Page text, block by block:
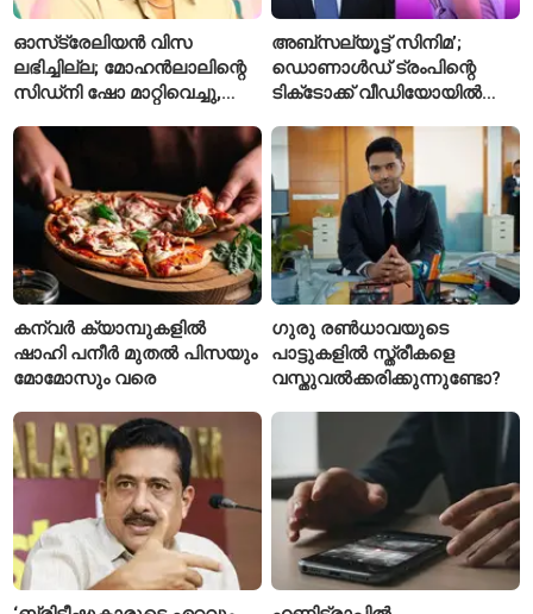
ഓസ്‌ട്രേലിയൻ വിസ
ലഭിച്ചില്ല; മോഹൻലാലിന്റെ
സിഡ്‌നി ഷോ മാറ്റിവെച്ചു,
ചോദിച്ച് താരം
അബ്സല്യൂട്ട് സിനിമ’;
ഡൊണാൾഡ് ട്രംപിന്റെ
ടിക്‌ടോക്ക് വീഡിയോയിൽ
‘August’ നീക്കം ചെയ്തു
കന്വർ ക്യാമ്പുകളിൽ
ഷാഹി പനീർ മുതൽ പിസയും
മോമോസും വരെ
ഗുരു രൺധാവയുടെ
പാട്ടുകളിൽ സ്ത്രീകളെ
വസ്തുവൽക്കരിക്കുന്നുണ്ടോ?